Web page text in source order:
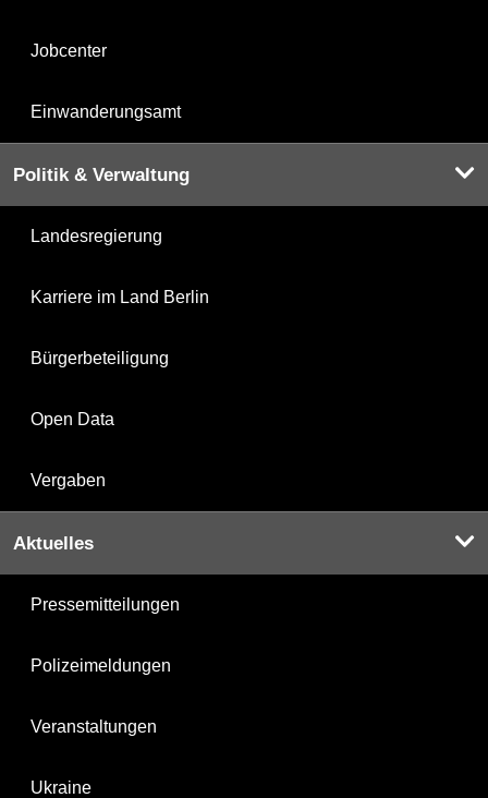
Jobcenter
Einwanderungsamt
Politik & Verwaltung
Landesregierung
Karriere im Land Berlin
Bürgerbeteiligung
Open Data
Vergaben
Aktuelles
Pressemitteilungen
Polizeimeldungen
Veranstaltungen
Ukraine